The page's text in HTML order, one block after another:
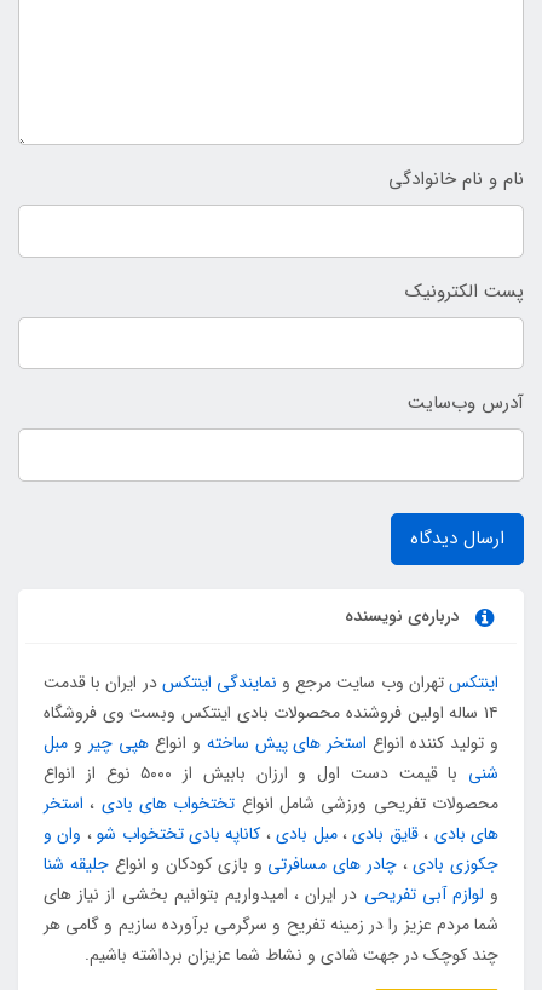
نام و نام خانوادگی
پست الکترونیک
آدرس وب‌سایت
ارسال دیدگاه
درباره‌ی نویسنده
اینتکستهران وب سایت مرجع و نمایندگی اینتکسدر ایران با قدمت
۱۴ ساله اولین فروشنده محصولات بادی اینتکس وبست وی فروشگاه
و تولید کننده انواع استخر های پیش ساخته و انواعهپی چیر و مبل
شنی
با قیمت دست اول و ارزان بابیش از ۵۰۰۰ نوع از انواع
محصولات تفریحی ورزشی شامل انواع تختخواب های بادی ، استخر
های بادی ،قایق بادی،مبل بادی، کاناپه بادی تختخواب شو، وان و
جکوزی بادی،چادر های مسافرتی و بازی کودکان و انواعجلیقه شنا
و لوازم آبی تفریحی در ایران ، امیدواریم بتوانیم بخشی از نیاز های
شما مردم عزیز را در زمینه تفریح و سرگرمی برآورده سازیم و گامی هر
چند کوچک در جهت شادی و نشاط شما عزیزان برداشته باشیم.